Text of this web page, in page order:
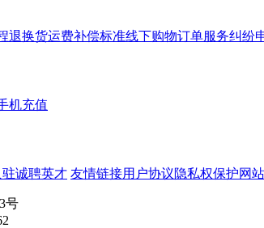
退换货运费补偿标准线下购物订单服务纠纷
机充值
诚聘英才 友情链接用户协议隐私权保护网
号